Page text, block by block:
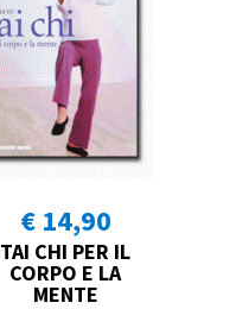
€ 14,90
TAI CHI PER IL
CORPO E LA
MENTE